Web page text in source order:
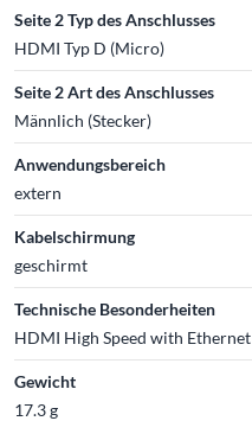
Seite 2 Typ des Anschlusses
HDMI Typ D (Micro)
Seite 2 Art des Anschlusses
Männlich (Stecker)
Anwendungsbereich
extern
Kabelschirmung
geschirmt
Technische Besonderheiten
HDMI High Speed with Ethernet
Gewicht
17.3 g